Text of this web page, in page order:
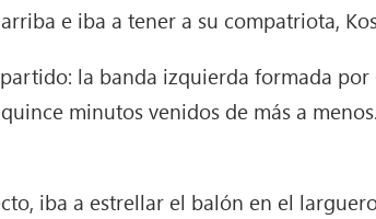
e iba a tener a su compatriota,
la banda izquierda formada
minutos venidos de más a
iba a estrellar el balón en el